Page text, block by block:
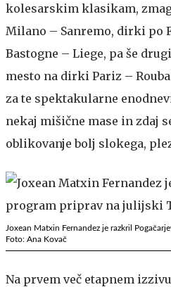
kolesarskim klasikam,
Milano – Sanremo, dirki po
Bastogne – Liege, pa še
mesto na dirki Pariz –
za te spektakularne
nekaj mišične mase in zdaj
oblikovanje bolj slokega,
Joxean Matxin Fernandez je razkril
Foto: Ana Kovač
Na prvem več etapnem